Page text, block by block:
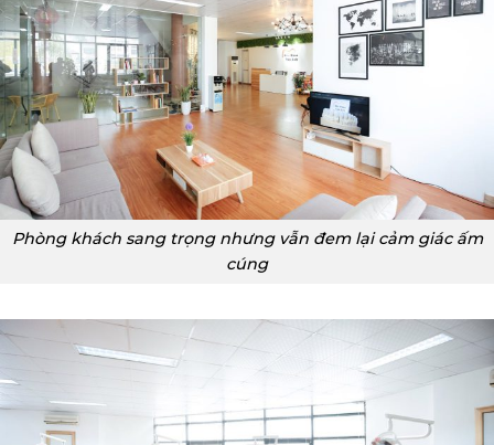
Phòng khách sang trọng nhưng vẫn đem lại cảm giác ấm
cúng